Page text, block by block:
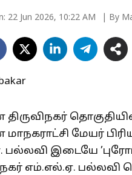
22 Jun 2026, 10:22 AM | By
தொகுதியில்
மேயர்
பல்லவி இடையே
நகர் எம்.எல்.ஏ.